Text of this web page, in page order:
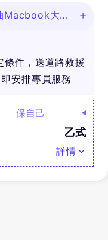
Macbook大
件，送道路救援
安排專員服務
保自己
乙式
詳情